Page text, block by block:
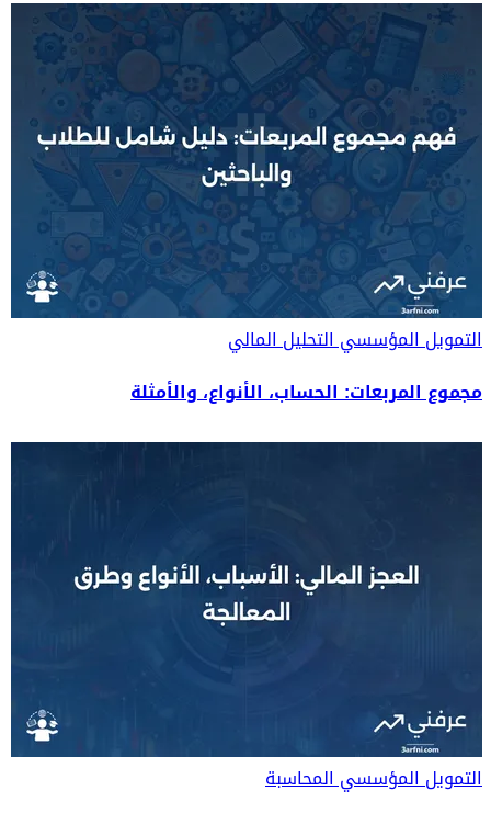
التمويل المؤسسيالتحليل المالي
مجموع المربعات: الحساب، الأنواع، والأمثلة
التمويل المؤسسيالمحاسبة